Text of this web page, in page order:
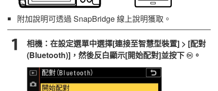
附加說明可透過 SnapBridge線上說明獲取。
相機：在設定選單中選擇[連接至智慧型裝置] > [配對
(Bluetooth)]，然後反白顯示[開始配對]並按下 J 。